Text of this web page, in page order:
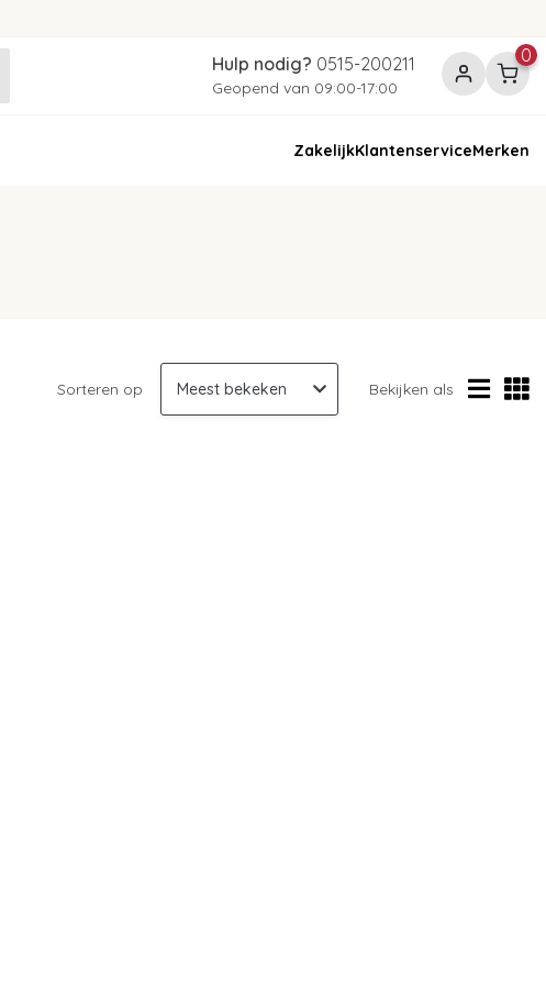
Hulp nodig? 0515-200211
Geopend van 09:00-17:00
0
ZakelijkKlantenserviceMerken
Sorteren op Bekijken als